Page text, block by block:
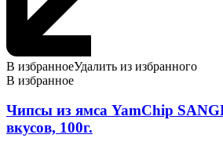
В избранноеУдалить из избранного
В избранное
Чипсы из ямса YamChip
вкусов, 100г.